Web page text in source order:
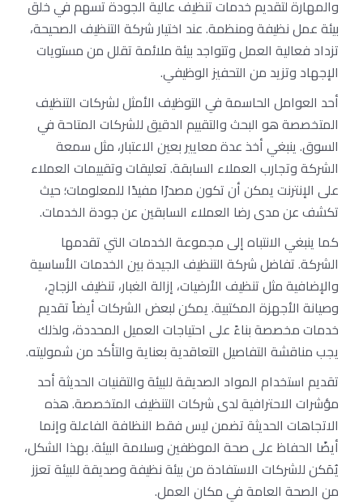
والمهارة لتقديم خدمات تنظيف عالية الجودة تسهم في خلق
بيئة عمل نظيفة ومنظمة. عند اختيار شركة التنظيف الصحيحة،
تزداد فعالية العمل وتتواجد بيئة ملائمة تقلل من مستويات
الإجهاد وتزيد من التحفيز الوظيفي.
أحد العوامل الحاسمة في التوظيف الأمثل لشركات التنظيف
المتخصصة هو البحث والتقييم الدقيق للشركات المتاحة في
السوق. ينبغي أخذ عدة معايير بعين الاعتبار، مثل سمعة
الشركة وتجارب العملاء السابقة. تعليقات وتقييمات العملاء
على الإنترنت يمكن أن تكون مصدرًا مفيدًا للمعلومات؛ حيث
تكشف عن مدى رضا العملاء السابقين عن جودة الخدمات.
كما ينبغي الانتباه إلى مجموعة الخدمات التي تقدمها
الشركة. تفاضل شركة التنظيف الجيدة بين الخدمات الأساسية
والإضافية مثل تنظيف الأرضيات، إزالة الغبار، تنظيف الزجاج،
وصيانة الأجهزة المكتبية. يمكن لبعض الشركات أيضاً تقديم
خدمات مخصصة بناءً على احتياجات العميل المحددة، ولذلك
يجب مناقشة التفاصيل التعاقدية بعناية والتأكد من شموليته.
تقديم استخدام المواد الصديقة للبيئة والتقنيات الحديثة أحد
مؤشرات الاحترافية لدى شركات التنظيف المتخصصة. هذه
الاتجاهات الحديثة تضمن ليس فقط النظافة الفاعلة وإنما
أيضًا الحفاظ على صحة الموظفين وسلامة البيئة. بهذا الشكل،
يُمَكن للشركات الاستفادة من بيئة نظيفة وصديقة للبيئة تعزز
من الصحة العامة في مكان العمل.